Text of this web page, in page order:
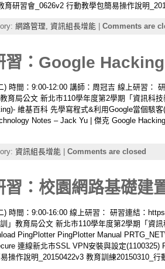
育研習會_0626v2 行動教學包簡易操作說明
網路管理, 資訊組長增能 Comments are
習：Google
) 時間：9:00-12:00 講師：周冠吉 線上研習：
育局公文 新北市110學年度第2學期「資訊科
維基百科 先學寫程式&利用Google當個駭
Notes – Jack Yu | 傑克 Google
資訊組長增能| Comments are closed
習：校園網路基礎
) 時間：9:00-16:00 線上研習： 研習連結：
訓」教育局公文 新北市110學年度第2學期「資
PingPlotter PingPlotter Manual
連線新北市SSL VPN安裝與設定
易操作說明_20150422v3 教育訓練